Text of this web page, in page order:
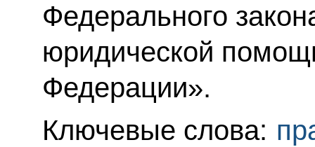
Федерального
юридической
Федерации».
Ключевые слова: